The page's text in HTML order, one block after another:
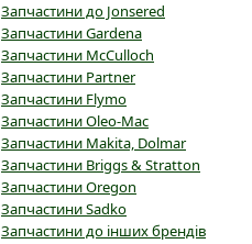
Запчастини до Jonsered
Запчастини Gardena
Запчастини McCulloch
Запчастини Partner
Запчастини Flymo
Запчастини Oleo-Mac
Запчастини Makita, Dolmar
Запчастини Briggs & Stratton
Запчастини Oregon
Запчастини Sadko
Запчастини до інших брендів